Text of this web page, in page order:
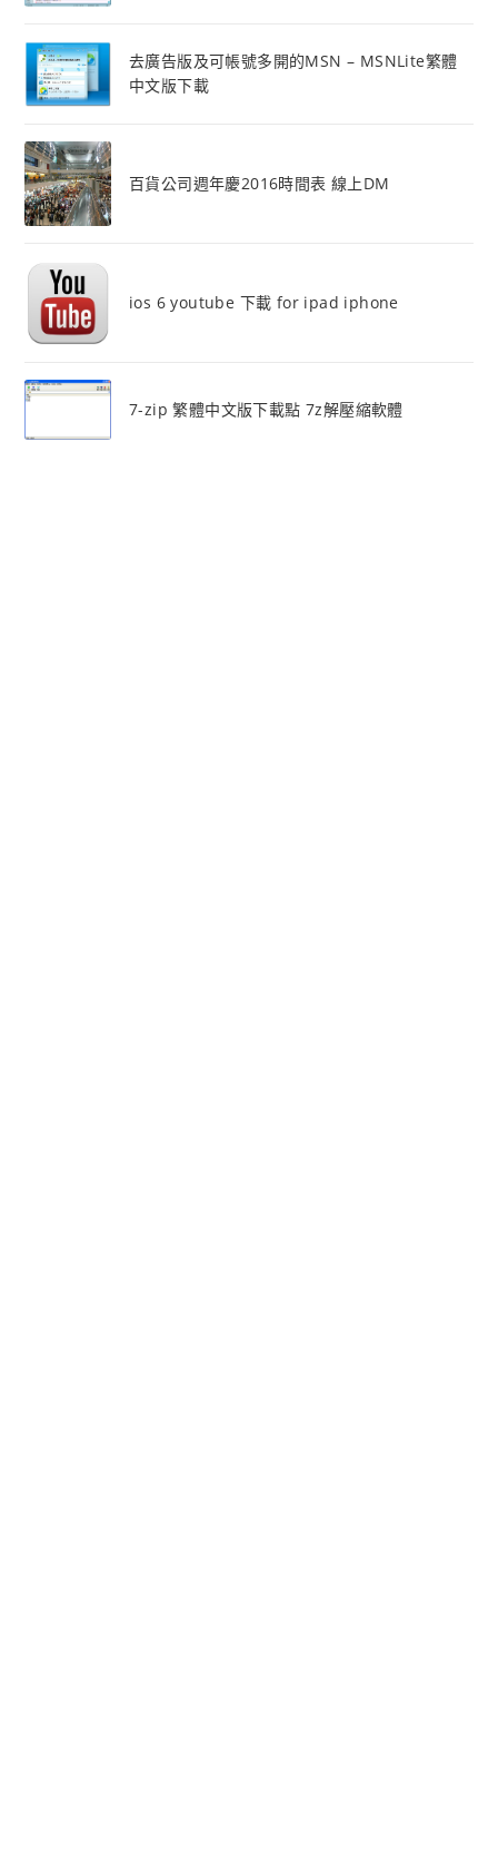
去廣告版及可帳號多開的MSN – MSNLite繁體
中文版下載
百貨公司週年慶2016時間表 線上DM
ios 6 youtube 下載 for ipad iphone
7-zip 繁體中文版下載點 7z解壓縮軟體